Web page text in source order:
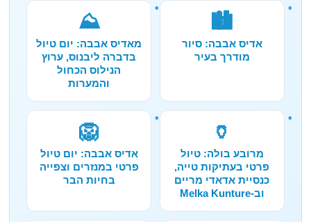
🏙️
אדיס אבבה: סיור
מודרך בעיר
⛰️
מאדיס אבבה: יום טיול
בדברה ליבנוס, ערוץ
הנילוס הכחול
והמערות
🏺
מרובע בולה: טיול
פרטי בעתיקות טייה,
כנסיית אדאדי מריים
וב-Melka Kunture
🦁
אדיס אבבה: יום טיול
פרטי במנזרים וצפייה
בחיות הבר